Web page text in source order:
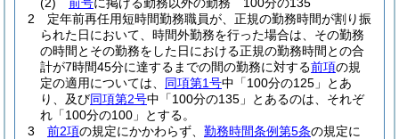
2
定年前再任用短時間勤務職員が、正規の勤務時間が割り振
られた日において、時間外勤務を行った場合は、その勤務
の時間とその勤務をした日における正規の勤務時間との合
計が7時間45分に達するまでの間の勤務に対する前項の規
定の適用については、 同項第1号中「100分の125」とあ
り、及び同項第2号中「100分の135」とあるのは、それぞ
れ「100分の100」とする。
3
前2項の規定にかかわらず、 勤務時間条例第5条の規定に